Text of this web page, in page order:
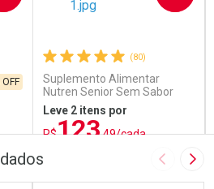
FECHAR
FECHAR
(80)
Suplemento Alimentar
Nutren Senior Sem Sabor
740g
Leve 2 itens por
R$123,49/cada
Por Menos
Imagem